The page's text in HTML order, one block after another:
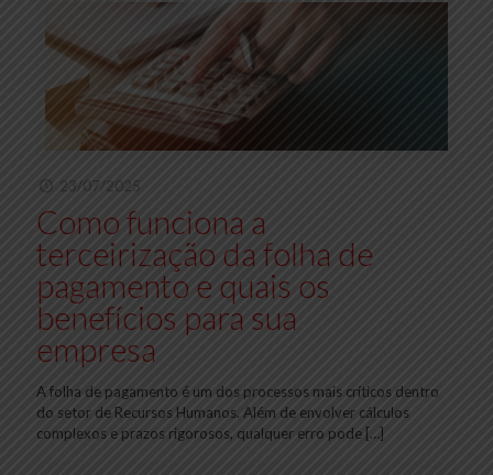
23/07/2025
Como funciona a
terceirização da folha de
pagamento e quais os
benefícios para sua
empresa
A folha de pagamento é um dos processos mais críticos dentro
do setor de Recursos Humanos. Além de envolver cálculos
complexos e prazos rigorosos, qualquer erro pode […]